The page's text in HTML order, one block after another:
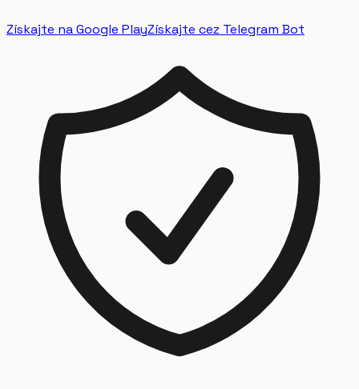
Získajte na Google PlayZískajte cez Telegram Bot